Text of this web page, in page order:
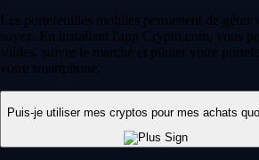
Les portefeuilles mobiles permettent de gérer
soyez. En installant l'app Crypto.com, vous
soldes, suivre le marché et piloter votre
votre smartphone.
Puis-je utiliser mes cryptos pour mes achats